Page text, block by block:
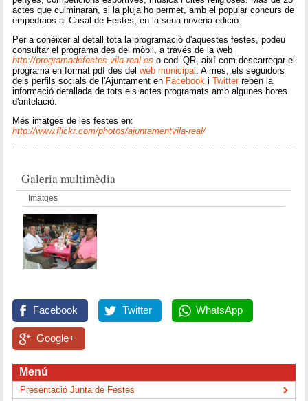
actes que culminaran, si la pluja ho permet, amb el popular concurs de
empedraos al Casal de Festes, en la seua novena edició.
Per a conéixer al detall tota la programació d'aquestes festes, podeu
consultar el programa des del mòbil, a través de la web
http://programadefestes.vila-real.es o codi QR, així com descarregar el
programa en format pdf des delweb municipal. A més, els seguidors
dels perfils socials de l'Ajuntament en Facebook iTwitterreben la
informació detallada de tots els actes programats amb algunes hores
d'antelació.
Més imatges de les festes en:
http://www.flickr.com/photos/ajuntamentvila-real/
Galeria multimèdia
Imatges
Facebook Twitter WhatsApp
Google+
Menú
Presentació Junta de Festes